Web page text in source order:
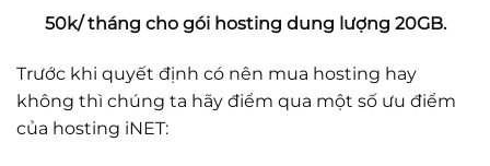
50k/ tháng cho gói hosting dung lượng 20GB.
Trước khi quyết định có nên mua hosting hay
không thì chúng ta hãy điểm qua một số ưu điểm
của hosting iNET: